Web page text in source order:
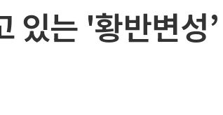
있는 '황반변